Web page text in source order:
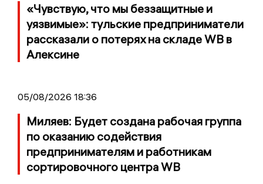
«Чувствую, что мы беззащитные и
уязвимые»: тульские предприниматели
рассказали о потерях на складе WB в
Алексине
05/08/2026 18:36
Миляев: Будет создана рабочая группа
по оказанию содействия
предпринимателям и работникам
сортировочного центра WB